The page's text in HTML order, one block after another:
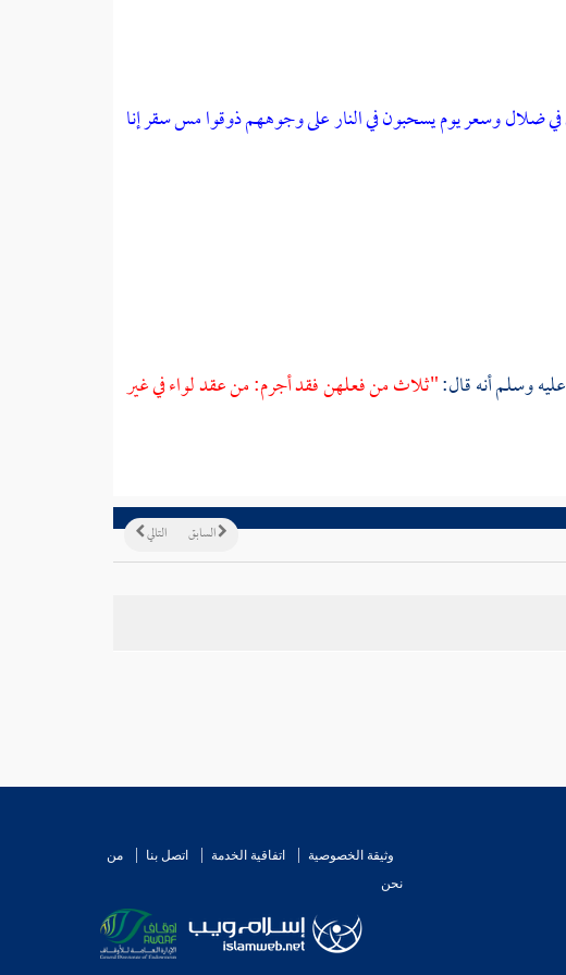
في ضلال وسعريوم يسحبون في النار على وجوههم ذوقوا مس سقرإنا
وسلم أنه قال:"ثلاث من فعلهن فقد أجرم: من عقد لواء في غير
التالي السابق
وثيقة الخصوصية اتفاقية الخدمة اتصل بنا
من
نحن